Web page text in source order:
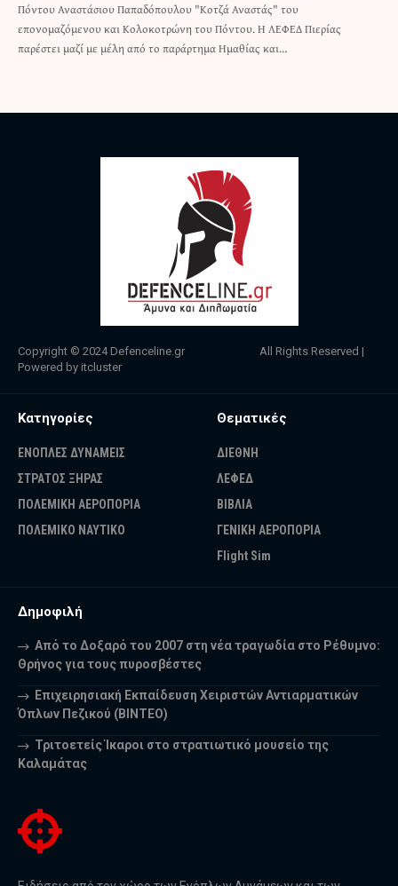
Πόντου Αναστάσιου Παπαδόπουλου "Κοτζά Αναστάς" του
επονομαζόμενου και Κολοκοτρώνη του Πόντου. Η ΛΕΦΕΔ Πιερίας
παρέστει μαζί με μέλη από το παράρτημα Ημαθίας και…
Copyright © 2024 Defenceline.gr All Rights Reserved |
Powered by itcluster
Κατηγορίες
ΕΝΟΠΛΕΣ ΔΥΝΑΜΕΙΣ
ΣΤΡΑΤΟΣ ΞΗΡΑΣ
ΠΟΛΕΜΙΚΗ ΑΕΡΟΠΟΡΙΑ
ΠΟΛΕΜΙΚΟ ΝΑΥΤΙΚΟ
Θεματικές
ΔΙΕΘΝΗ
ΛΕΦΕΔ
ΒΙΒΛΙΑ
ΓΕΝΙΚΗ ΑΕΡΟΠΟΡΙΑ
Flight Sim
Δημοφιλή
Από το Δοξαρό του 2007 στη νέα τραγωδία στο Ρέθυμνο:
Θρήνος για τους πυροσβέστες
Επιχειρησιακή Εκπαίδευση Χειριστών Αντιαρματικών
Όπλων Πεζικού (ΒΙΝΤΕΟ)
Τριτοετείς Ίκαροι στο στρατιωτικό μουσείο της
Καλαμάτας